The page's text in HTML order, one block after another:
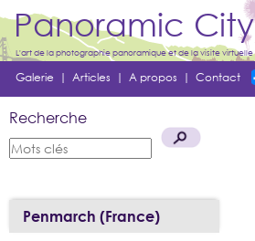
Panoramic City
L'art de la photographie panoramique et de la visite virtuelle
Galerie | Articles | A propos | Contact
Recherche
Penmarch (France)